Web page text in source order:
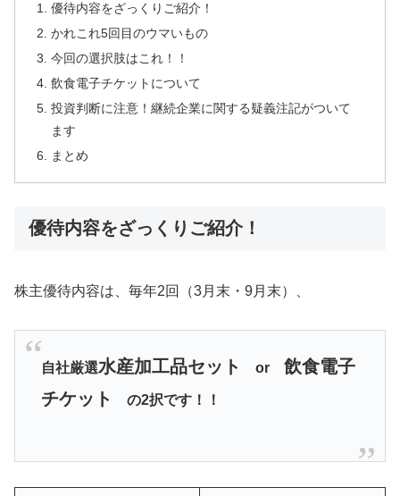
優待内容をざっくりご紹介！
かれこれ5回目のウマいもの
今回の選択肢はこれ！！
飲食電子チケットについて
投資判断に注意！継続企業に関する疑義注記がついて
ます
まとめ
優待内容をざっくりご紹介！
株主優待内容は、毎年2回（3月末・9月末）、
自社厳選水産加工品セット or 飲食電子
チケット
の2択です！！